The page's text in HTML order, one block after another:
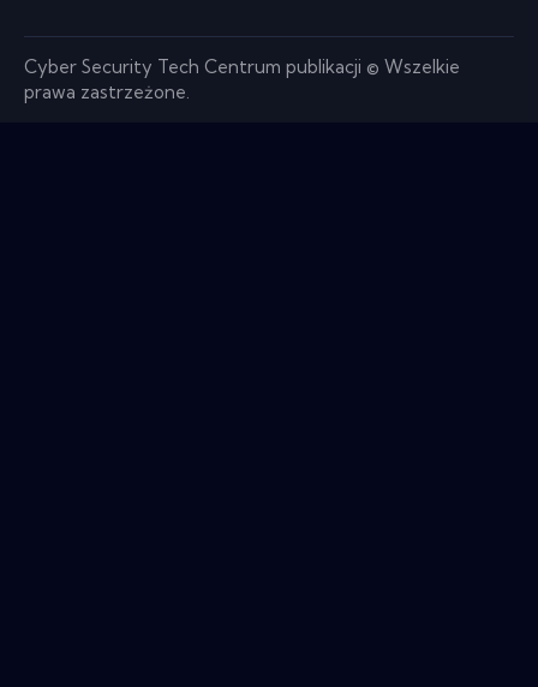
Cyber ​​Security Tech Centrum publikacji © Wszelkie
prawa zastrzeżone.